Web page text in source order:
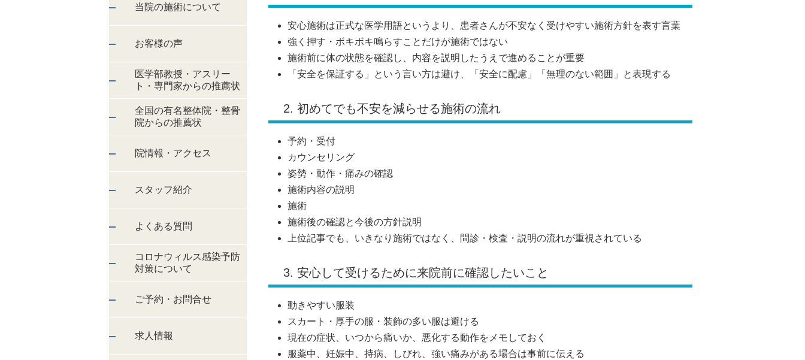
当院の施術について
お客様の声
医学部教授・アスリー
ト・専門家からの推薦状
全国の有名整体院・整骨
院からの推薦状
院情報・アクセス
スタッフ紹介
よくある質問
コロナウィルス感染予防
対策について
ご予約・お問合せ
求人情報
安心施術は正式な医学用語というより、患者さんが不安なく受けやすい施術方針を表す言葉
強く押す・ボキボキ鳴らすことだけが施術ではない
施術前に体の状態を確認し、内容を説明したうえで進めることが重要
「安全を保証する」という言い方は避け、「安全に配慮」「無理のない範囲」と表現する
2. 初めてでも不安を減らせる施術の流れ
予約・受付
カウンセリング
姿勢・動作・痛みの確認
施術内容の説明
施術
施術後の確認と今後の方針説明
上位記事でも、いきなり施術ではなく、問診・検査・説明の流れが重視されている
3. 安心して受けるために来院前に確認したいこと
動きやすい服装
スカート・厚手の服・装飾の多い服は避ける
現在の症状、いつから痛いか、悪化する動作をメモしておく
服薬中、妊娠中、持病、しびれ、強い痛みがある場合は事前に伝える